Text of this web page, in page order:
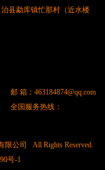
县勐库镇忙那村（近水楼
邮 箱： 463184874@qq.com
全国服务热线：
限公司 All Rights Reserved.
号-1